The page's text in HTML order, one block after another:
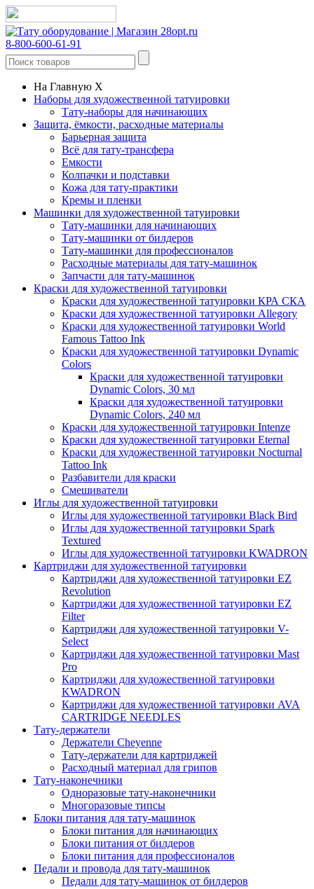
8-800-600-61-91
На Главную X
Наборы для художественной татуировки
Тату-наборы для начинающих
Защита, ёмкости, расходные материалы
Барьерная защита
Всё для тату-трансфера
Емкости
Колпачки и подставки
Кожа для тату-практики
Кремы и пленки
Машинки для художественной татуировки
Тату-машинки для начинающих
Тату-машинки от билдеров
Тату-машинки для профессионалов
Расходные материалы для тату-машинок
Запчасти для тату-машинок
Краски для художественной татуировки
Краски для художественной татуировки КРА СКА
Краски для художественной татуировки Allegory
Краски для художественной татуировки World
Famous Tattoo Ink
Краски для художественной татуировки Dynamic
Colors
Краски для художественной татуировки
Dynamic Colors, 30 мл
Краски для художественной татуировки
Dynamic Colors, 240 мл
Краски для художественной татуировки Intenze
Краски для художественной татуировки Eternal
Краски для художественной татуировки Nocturnal
Tattoo Ink
Разбавители для краски
Смешиватели
Иглы для художественной татуировки
Иглы для художественной татуировки Black Bird
Иглы для художественной татуировки Spark
Textured
Иглы для художественной татуировки KWADRON
Картриджи для художественной татуировки
Картриджи для художественной татуировки EZ
Revolution
Картриджи для художественной татуировки EZ
Filter
Картриджи для художественной татуировки V-
Select
Картриджи для художественной татуировки Mast
Pro
Картриджи для художественной татуировки
KWADRON
Картриджи для художественной татуировки AVA
CARTRIDGE NEEDLES
Тату-держатели
Держатели Cheyenne
Тату-держатели для картриджей
Расходный материал для грипов
Тату-наконечники
Одноразовые тату-наконечники
Многоразовые типсы
Блоки питания для тату-машинок
Блоки питания для начинающих
Блоки питания от билдеров
Блоки питания для профессионалов
Педали и провода для тату-машинок
Педали для тату-машинок от билдеров